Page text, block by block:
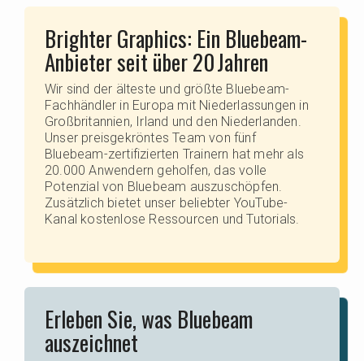
Brighter Graphics: Ein Bluebeam-
Anbieter seit über 20 Jahren
Wir sind der älteste und größte Bluebeam-
Fachhändler in Europa mit Niederlassungen in
Großbritannien, Irland und den Niederlanden.
Unser preisgekröntes Team von fünf
Bluebeam-zertifizierten Trainern hat mehr als
20.000 Anwendern geholfen, das volle
Potenzial von Bluebeam auszuschöpfen.
Zusätzlich bietet unser beliebter YouTube-
Kanal kostenlose Ressourcen und Tutorials.
Erleben Sie, was Bluebeam
auszeichnet